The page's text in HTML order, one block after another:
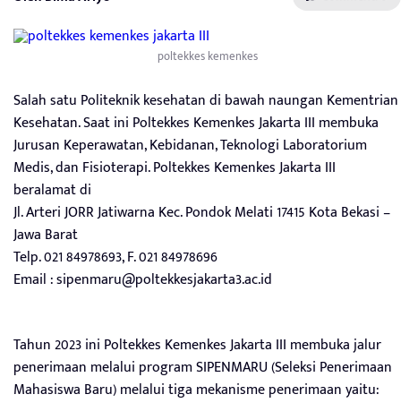
poltekkes kemenkes
Salah satu Politeknik kesehatan di bawah naungan Kementrian
Kesehatan. Saat ini Poltekkes Kemenkes Jakarta III membuka
Jurusan Keperawatan, Kebidanan, Teknologi Laboratorium
Medis, dan Fisioterapi. Poltekkes Kemenkes Jakarta III
beralamat di
Jl. Arteri JORR Jatiwarna Kec. Pondok Melati 17415 Kota Bekasi –
Jawa Barat
Telp. 021 84978693, F. 021 84978696
Email :sipenmaru@poltekkesjakarta3.ac.id
Tahun 2023 ini Poltekkes Kemenkes Jakarta III membuka jalur
penerimaan melalui program SIPENMARU (Seleksi Penerimaan
Mahasiswa Baru) melalui tiga mekanisme penerimaan yaitu: